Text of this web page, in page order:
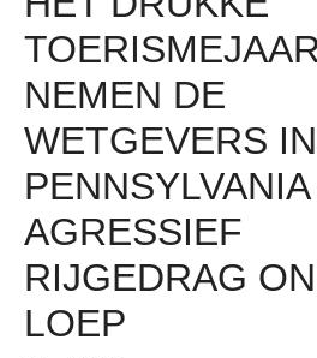
TOERISMEJAAR
NEMEN DE
WETGEVERS IN
PENNSYLVANIA
AGRESSIEF
RIJGEDRAG
LOEP